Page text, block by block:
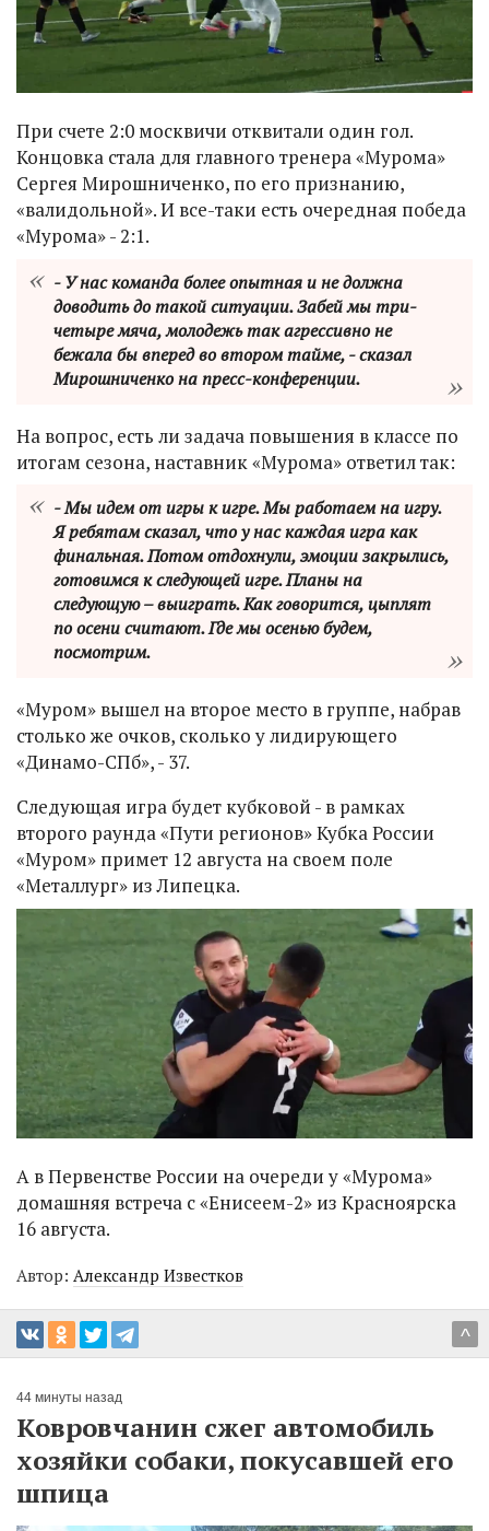
При счете 2:0 москвичи отквитали один гол.
Концовка стала для главного тренера «Мурома»
Сергея Мирошниченко, по его признанию,
«валидольной». И все-таки есть очередная победа
«Мурома» - 2:1.
- У нас команда более опытная и не должна
доводить до такой ситуации. Забей мы три-
четыре мяча, молодежь так агрессивно не
бежала бы вперед во втором тайме, - сказал
Мирошниченко на пресс-конференции.
На вопрос, есть ли задача повышения в классе по
итогам сезона, наставник «Мурома» ответил так:
- Мы идем от игры к игре. Мы работаем на игру.
Я ребятам сказал, что у нас каждая игра как
финальная. Потом отдохнули, эмоции закрылись,
готовимся к следующей игре. Планы на
следующую – выиграть. Как говорится, цыплят
по осени считают. Где мы осенью будем,
посмотрим.
«Муром» вышел на второе место в группе, набрав
столько же очков, сколько у лидирующего
«Динамо-СПб», - 37.
Следующая игра будет кубковой - в рамках
второго раунда «Пути регионов» Кубка России
«Муром» примет 12 августа на своем поле
«Металлург» из Липецка.
А в Первенстве России на очереди у «Мурома»
домашняя встреча с «Енисеем-2» из Красноярска
16 августа.
Автор: Александр Известков
^
44 минуты назад
Ковровчанин сжег автомобиль
хозяйки собаки, покусавшей его
шпица